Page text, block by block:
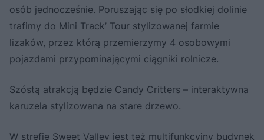
osób jednocześnie. Poruszając się po słodkiej dolinie
trafimy do Mini Track’ Tour stylizowanej farmie
lizaków, przez którą przemierzymy 4 osobowymi
pojazdami przypominającymi ciągniki rolnicze.
Szóstą atrakcją będzie Candy Critters – interaktywna
karuzela stylizowana na stare drzewo.
W strefie Sweet Valley jest też multifunkcyjny budynek